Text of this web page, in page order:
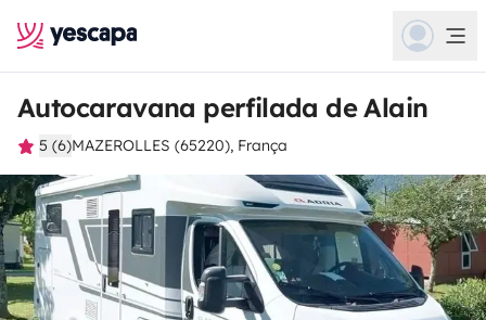
Autocaravana perfilada de Alain
5 (6)MAZEROLLES (65220), França